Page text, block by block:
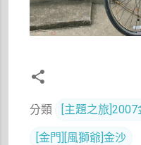
分類 [主題之旅
[金門][風獅爺]金沙